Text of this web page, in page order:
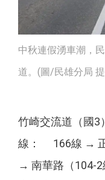
中秋連假湧車潮，
道。(圖/民雄分局
竹崎交流道（國
線： 166線 → 正
→ 南華路（104-